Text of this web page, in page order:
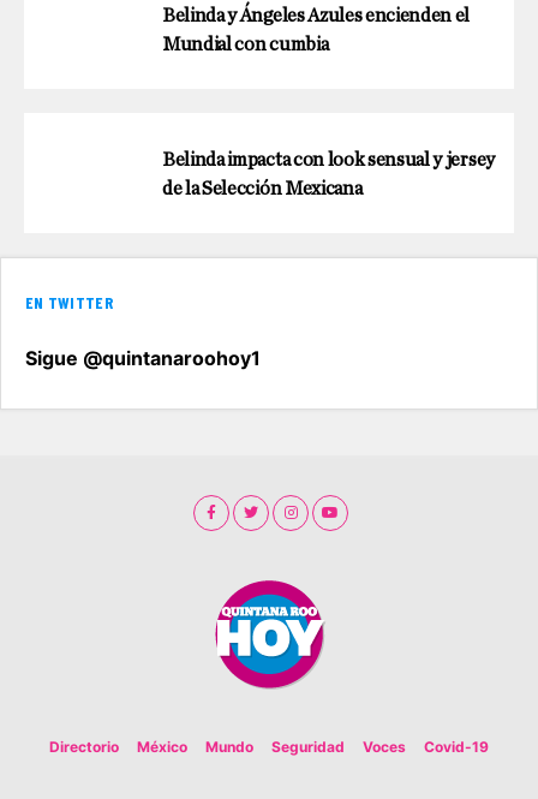
Belinda y Ángeles Azules encienden el
Mundial con cumbia
Belinda impacta con look sensual y jersey
de la Selección Mexicana
EN TWITTER
Sigue @quintanaroohoy1
Directorio México Mundo Seguridad Voces Covid-19